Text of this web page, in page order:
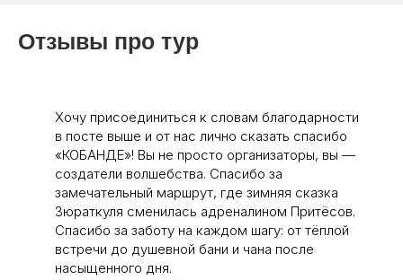
Отзывы про тур
Хочу присоединиться к словам благодарности
в посте выше и от нас лично сказать спасибо
«КОБАНДЕ»! Вы не просто организаторы, вы —
создатели волшебства. Спасибо за
замечательный маршрут, где зимняя сказка
Зюраткуля сменилась адреналином Притёсов.
Спасибо за заботу на каждом шагу: от тёплой
встречи до душевной бани и чана после
насыщенного дня.